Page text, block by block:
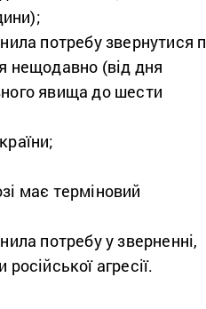
потребу звернутися
нещодавно (від дня
явища до шести
має терміновий
потребу у зверненні,
агресії.